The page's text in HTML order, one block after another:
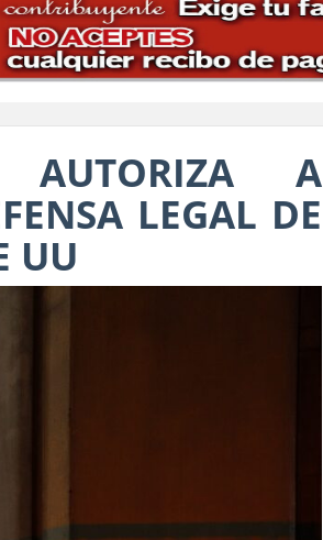
AUTORIZA A
LEGAL DE
UU